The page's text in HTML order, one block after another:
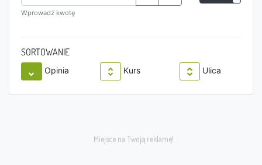
Wprowadź kwotę
SORTOWANIE
Opinia Kurs Ulica